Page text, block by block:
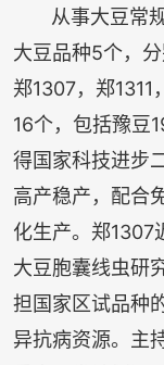
从事大豆常规
大豆品种5个，
郑1307，郑
16个，包括豫豆
得国家科技进步
高产稳产，配合
化生产。郑1307
大豆胞囊线虫研
担国家区试品种
异抗病资源。主